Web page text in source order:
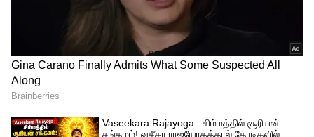
"முத்தனேந்தல் , நடமாடும் மருத்துவ குழு